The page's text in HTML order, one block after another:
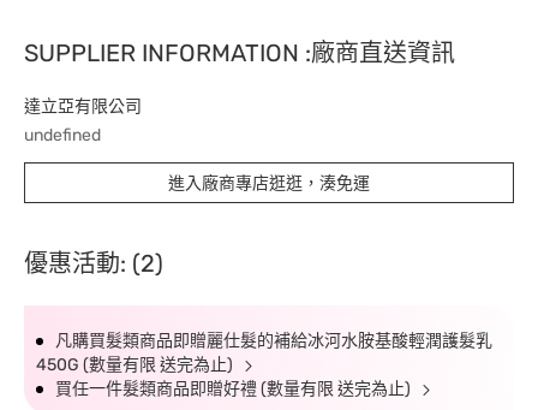
SUPPLIER INFORMATION :廠商直送資訊
達立亞有限公司
undefined
進入廠商專店逛逛，湊免運
優惠活動: (2)
凡購買髮類商品即贈麗仕髮的補給冰河水胺基酸輕潤護髮乳
450G (數量有限 送完為止)
買任一件髮類商品即贈好禮 (數量有限 送完為止)